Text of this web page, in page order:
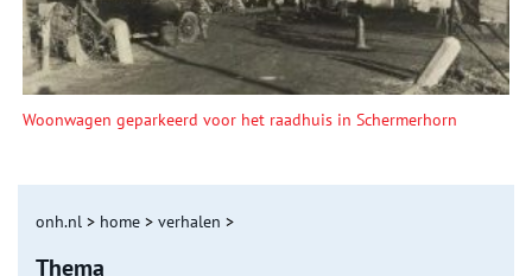
Woonwagen geparkeerd voor het raadhuis in Schermerhorn
onh.nl > home > verhalen >
Thema